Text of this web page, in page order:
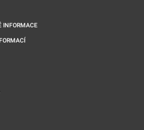
INFORMACE